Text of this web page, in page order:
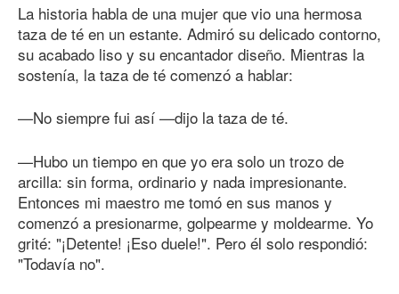
La historia habla de una mujer que vio una hermosa
taza de té en un estante. Admiró su delicado contorno,
su acabado liso y su encantador diseño. Mientras la
sostenía, la taza de té comenzó a hablar:
—No siempre fui así —dijo la taza de té.
—Hubo un tiempo en que yo era solo un trozo de
arcilla: sin forma, ordinario y nada impresionante.
Entonces mi maestro me tomó en sus manos y
comenzó a presionarme, golpearme y moldearme. Yo
grité: "¡Detente! ¡Eso duele!". Pero él solo respondió:
"Todavía no".